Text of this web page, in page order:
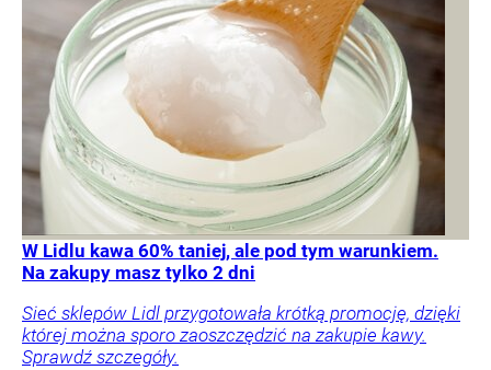
W Lidlu kawa 60% taniej, ale pod tym warunkiem.
Na zakupy masz tylko 2 dni
Sieć sklepów Lidl przygotowała krótką promocję, dzięki
której można sporo zaoszczędzić na zakupie kawy.
Sprawdź szczegóły.